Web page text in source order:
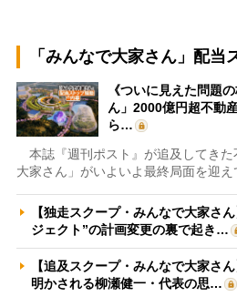
「みんなで大家さん」配当
《ついに見えた問題
ん」2000億円超不動
ら…
本誌『週刊ポスト』が追及してきた
大家さん」がいよいよ最終局面を迎え
【独走スクープ・みんなで大家さ
ジェクト”の計画変更の裏で起き…
【追及スクープ・みんなで大家さ
明かされる柳瀬健一・代表の思…